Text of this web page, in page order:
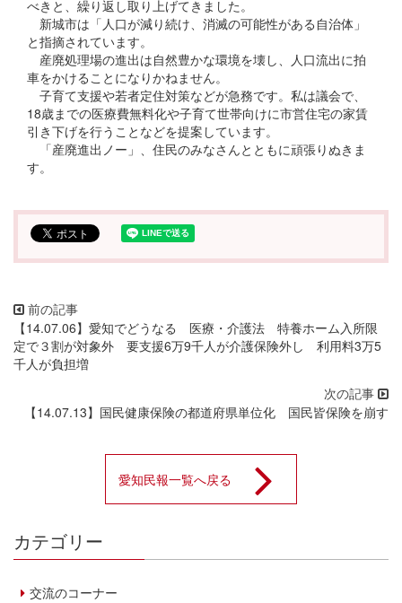
べきと、繰り返し取り上げてきました。
新城市は「人口が減り続け、消滅の可能性がある自治体」
と指摘されています。
産廃処理場の進出は自然豊かな環境を壊し、人口流出に拍
車をかけることになりかねません。
子育て支援や若者定住対策などが急務です。私は議会で、
18歳までの医療費無料化や子育て世帯向けに市営住宅の家賃
引き下げを行うことなどを提案しています。
「産廃進出ノー」、住民のみなさんとともに頑張りぬきま
す。
【14.07.06】愛知でどうなる 医療・介護法 特養ホーム入所限
定で３割が対象外 要支援6万9千人が介護保険外し 利用料3万5
千人が負担増
【14.07.13】国民健康保険の都道府県単位化 国民皆保険を崩す
愛知民報一覧へ戻る
カテゴリー
交流のコーナー